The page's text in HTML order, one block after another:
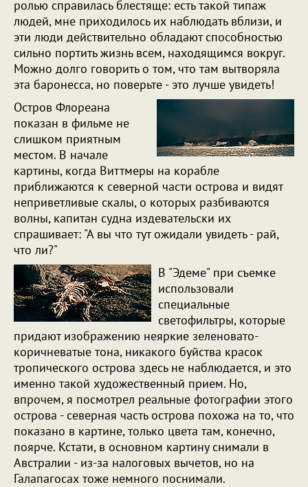
ролью справилась блестяще: есть такой типаж
людей, мне приходилось их наблюдать вблизи, и
эти люди действительно обладают способностью
сильно портить жизнь всем, находящимся вокруг.
Можно долго говорить о том, что там вытворяла
эта баронесса, но поверьте - это лучше увидеть!
Остров Флореана
показан в фильме не
слишком приятным
местом. В начале
картины, когда Виттмеры на корабле
приближаются к северной части острова и видят
неприветливые скалы, о которых разбиваются
волны, капитан судна издевательски их
спрашивает: "А вы что тут ожидали увидеть - рай,
что ли?"
В "Эдеме" при съемке
использовали
специальные
светофильтры, которые
придают изображению неяркие зеленовато-
коричневатые тона, никакого буйства красок
тропического острова здесь не наблюдается, и это
именно такой художественный прием. Но,
впрочем, я посмотрел реальные фотографии этого
острова - северная часть острова похожа на то, что
показано в картине, только цвета там, конечно,
поярче. Кстати, в основном картину снимали в
Австралии - из-за налоговых вычетов, но на
Галапагосах тоже немного поснимали.